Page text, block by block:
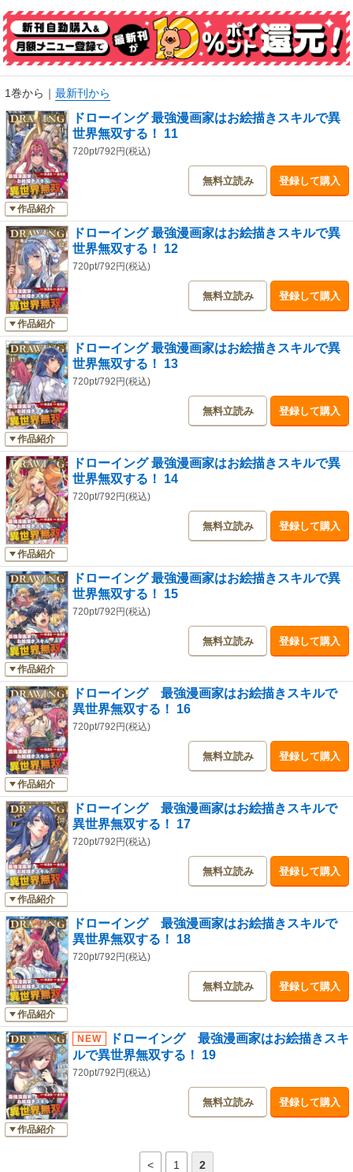
【収録話】
第178話～第187話
単行本おまけページ
1巻から ｜ 最新刊から
作品紹介
ドローイング 最強漫画家はお絵描きスキルで異
世界無双する！ 11
720pt/792円(税込)
無料立読み 登録して購入
作品紹介
ドローイング 最強漫画家はお絵描きスキルで異
世界無双する！ 12
720pt/792円(税込)
無料立読み 登録して購入
作品紹介
ドローイング 最強漫画家はお絵描きスキルで異
世界無双する！ 13
720pt/792円(税込)
無料立読み 登録して購入
作品紹介
ドローイング 最強漫画家はお絵描きスキルで異
世界無双する！ 14
720pt/792円(税込)
無料立読み 登録して購入
作品紹介
ドローイング 最強漫画家はお絵描きスキルで異
世界無双する！ 15
720pt/792円(税込)
無料立読み 登録して購入
作品紹介
ドローイング 最強漫画家はお絵描きスキルで
異世界無双する！ 16
720pt/792円(税込)
無料立読み 登録して購入
作品紹介
ドローイング 最強漫画家はお絵描きスキルで
異世界無双する！ 17
720pt/792円(税込)
無料立読み 登録して購入
作品紹介
ドローイング 最強漫画家はお絵描きスキルで
異世界無双する！ 18
720pt/792円(税込)
無料立読み 登録して購入
作品紹介
ドローイング 最強漫画家はお絵描きスキ
ルで異世界無双する！ 19
720pt/792円(税込)
無料立読み 登録して購入
< 1 2